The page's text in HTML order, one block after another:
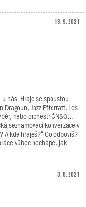
13. 9. 2021
nás. Hraje se spoustou
Dragoun, Jazz Efterratt, Los
nebo orchestr ČNSO…
seznamovací konverzace v
A kde hraješ?“ Co odpovíš?
vůbec nechápe, jak
3. 8. 2021